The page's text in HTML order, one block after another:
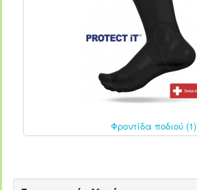
Φροντίδα ποδιού (1)